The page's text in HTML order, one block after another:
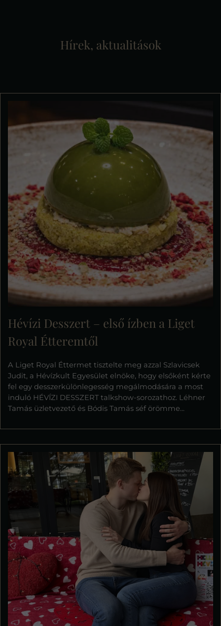
Hírek, aktualitások
Hévízi Desszert – első ízben a Liget
Royal Étteremtől
A Liget Royal Éttermet tisztelte meg azzal Szlavicsek
Judit, a Hévízkult Egyesület elnöke, hogy elsőként kérte
fel egy desszerkülönlegesség megálmodására a most
induló HÉVÍZI DESSZERT talkshow-sorozathoz. Léhner
Tamás üzletvezető és Bódis Tamás séf örömme...